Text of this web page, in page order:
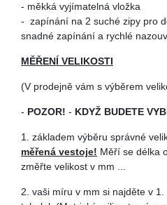
- měkká vyjímatelná vložka
- zapínání na 2 suché zipy pro
snadné zapínání a rychlé
MĚŘENÍ VELIKOSTI
(V prodejně vám s výběrem
- POZOR! - KDYŽ BUDETE
1. základem výběru správné
měřená vestoje! Měří se délka
změřte velikost v mm ...
2. vaši míru v mm si najděte v